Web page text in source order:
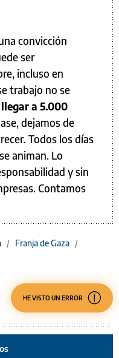
convicción
ser
incluso en
trabajo no se
a 5.000
dejamos de
Todos los días
animan. Lo
y sin
Contamos
/ Franja de Gaza /
HE VISTO UN ERROR